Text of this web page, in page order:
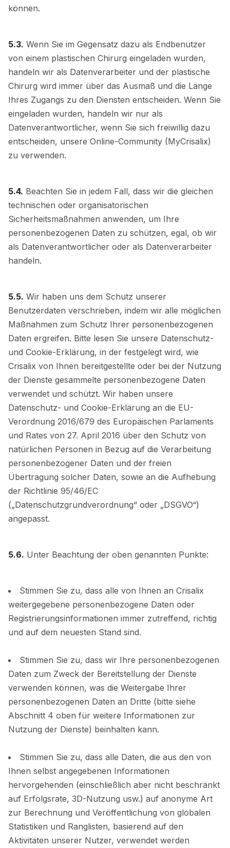
können.
5.3. Wenn Sie im Gegensatz dazu als Endbenutzer
von einem plastischen Chirurg eingeladen wurden,
handeln wir als Datenverarbeiter und der plastische
Chirurg wird immer über das Ausmaß und die Länge
Ihres Zugangs zu den Diensten entscheiden. Wenn Sie
eingeladen wurden, handeln wir nur als
Datenverantwortlicher, wenn Sie sich freiwillig dazu
entscheiden, unsere Online-Community (MyCrisalix)
zu verwenden.
5.4. Beachten Sie in jedem Fall, dass wir die gleichen
technischen oder organisatorischen
Sicherheitsmaßnahmen anwenden, um Ihre
personenbezogenen Daten zu schützen, egal, ob wir
als Datenverantwortlicher oder als Datenverarbeiter
handeln.
5.5. Wir haben uns dem Schutz unserer
Benutzerdaten verschrieben, indem wir alle möglichen
Maßnahmen zum Schutz Ihrer personenbezogenen
Daten ergreifen. Bitte lesen Sie unsere Datenschutz-
und Cookie-Erklärung, in der festgelegt wird, wie
Crisalix von Ihnen bereitgestellte oder bei der Nutzung
der Dienste gesammelte personenbezogene Daten
verwendet und schützt. Wir haben unsere
Datenschutz- und Cookie-Erklärung an die EU-
Verordnung 2016/679 des Europäischen Parlaments
und Rates von 27. April 2016 über den Schutz von
natürlichen Personen in Bezug auf die Verarbeitung
personenbezogener Daten und der freien
Übertragung solcher Daten, sowie an die Aufhebung
der Richtlinie 95/46/EC
(„Datenschutzgrundverordnung“ oder „DSGVO“)
angepasst.
5.6. Unter Beachtung der oben genannten Punkte:
Stimmen Sie zu, dass alle von Ihnen an Crisalix
weitergegebene personenbezogene Daten oder
Registrierungsinformationen immer zutreffend, richtig
und auf dem neuesten Stand sind.
Stimmen Sie zu, dass wir Ihre personenbezogenen
Daten zum Zweck der Bereitstellung der Dienste
verwenden können, was die Weitergabe Ihrer
personenbezogenen Daten an Dritte (bitte siehe
Abschnitt 4 oben für weitere Informationen zur
Nutzung der Dienste) beinhalten kann.
Stimmen Sie zu, dass alle Daten, die aus den von
Ihnen selbst angegebenen Informationen
hervorgehenden (einschließlich aber nicht beschränkt
auf Erfolgsrate, 3D-Nutzung usw.) auf anonyme Art
zur Berechnung und Veröffentlichung von globalen
Statistiken und Ranglisten, basierend auf den
Aktivitäten unserer Nutzer, verwendet werden